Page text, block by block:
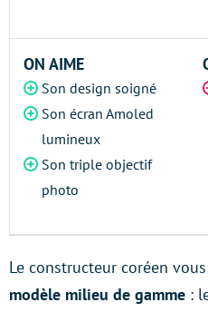
ON AIME
Son design soigné
Son écran Amoled
lumineux
Son triple objectif
photo
Le constructeur coréen
modèle milieu de gamme :